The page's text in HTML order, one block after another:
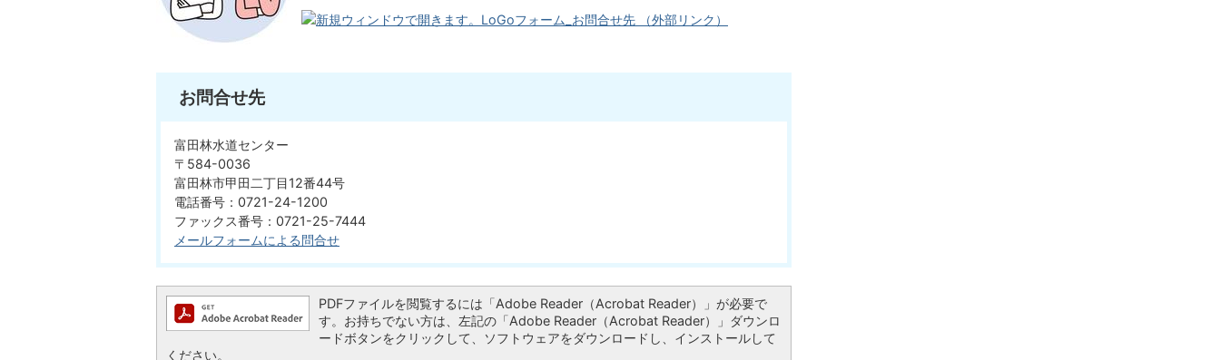
LoGoフォーム_お問合せ先 （外部リンク）
お問合せ先
富田林水道センター
〒584-0036
富田林市甲田二丁目12番44号
電話番号：0721-24-1200
ファックス番号：0721-25-7444
メールフォームによる問合せ
PDFファイルを閲覧するには「Adobe Reader（Acrobat Reader）」が必要で
す。お持ちでない方は、左記の「Adobe Reader（Acrobat Reader）」ダウンロ
ードボタンをクリックして、ソフトウェアをダウンロードし、インストールして
ください。